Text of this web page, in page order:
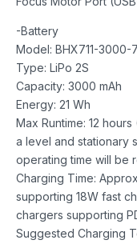
-Battery
Model: BHX711-3000-
Type: LiPo 2S
Capacity: 3000 mAh
Energy: 21 Wh
Max Runtime: 12
a level and stationary
operating time will be
Charging Time:
supporting 18W fast
chargers supporting
Suggested Charging